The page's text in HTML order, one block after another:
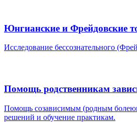
Юнгианские и Фрейдовские
Исследование бессознательного
Помощь родственникам
Помощь созависимым (родным
решений и обучение практикам.